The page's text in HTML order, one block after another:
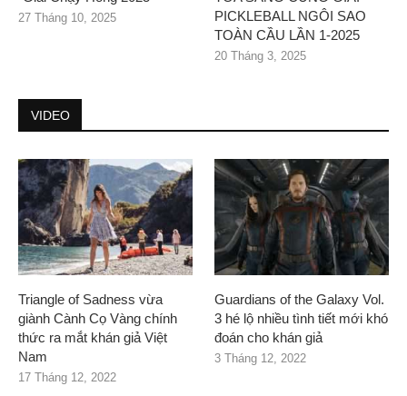
27 Tháng 10, 2025
PICKLEBALL NGÔI SAO
TOÀN CẦU LẦN 1-2025
20 Tháng 3, 2025
VIDEO
Triangle of Sadness vừa
giành Cành Cọ Vàng chính
thức ra mắt khán giả Việt
Nam
17 Tháng 12, 2022
Guardians of the Galaxy Vol.
3 hé lộ nhiều tình tiết mới khó
đoán cho khán giả
3 Tháng 12, 2022